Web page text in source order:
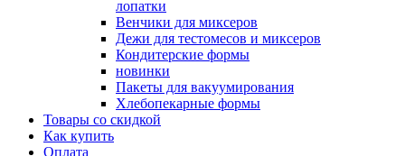
лопатки
Венчики для миксеров
Дежи для тестомесов и миксеров
Кондитерские формы
новинки
Пакеты для вакуумирования
Хлебопекарные формы
Товары со скидкой
Как купить
Оплата